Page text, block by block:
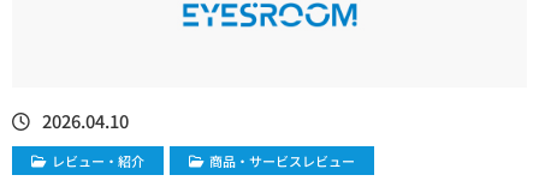
2026.04.10
レビュー・紹介 商品・サービスレビュー